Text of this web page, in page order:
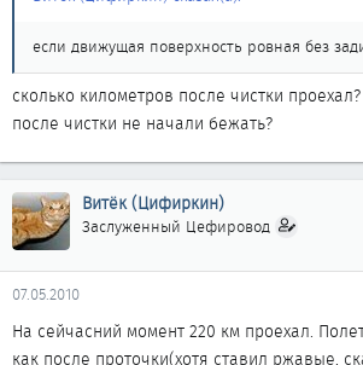
если движущая поверхность ровная без
сколько километров после чистки
после чистки не начали бежать?
Витёк (Цифиркин)
Заслуженный Цефировод
07.05.2010
На сейчасний момент 220 км проехал.
как после проточки(хотя ставил ржавые,